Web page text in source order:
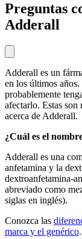
Preguntas
Adderall
Adderall es un
en los últimos
probablemente
afectarlo. Estas son
acerca de Adderall.
¿Cuál es el
Adderall es una
anfetamina y la
dextroanfetamina-
abreviado como
siglas en inglés).
Conozca las
marca y el genérico.